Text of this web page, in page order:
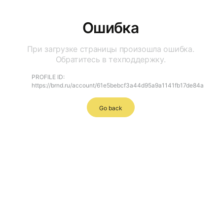
Ошибка
При загрузке страницы произошла ошибка.
Обратитесь в техподдержку.
PROFILE ID:
https://brnd.ru/account/61e5bebcf3a44d95a9a1141fb17de84a
Go back